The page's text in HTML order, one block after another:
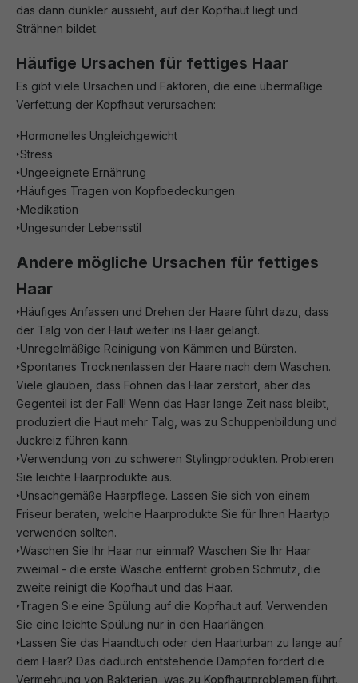
das dann dunkler aussieht, auf der Kopfhaut liegt und
Strähnen bildet.
Häufige Ursachen für fettiges Haar
Es gibt viele Ursachen und Faktoren, die eine übermäßige
Verfettung der Kopfhaut verursachen:
‣Hormonelles Ungleichgewicht
‣Stress
‣Ungeeignete Ernährung
‣Häufiges Tragen von Kopfbedeckungen
‣Medikation
‣Ungesunder Lebensstil
Andere mögliche Ursachen für fettiges
Haar
‣Häufiges Anfassen und Drehen der Haare führt dazu, dass
der Talg von der Haut weiter ins Haar gelangt.
‣Unregelmäßige Reinigung von Kämmen und Bürsten.
‣Spontanes Trocknenlassen der Haare nach dem Waschen.
Viele glauben, dass Föhnen das Haar zerstört, aber das
Gegenteil ist der Fall! Wenn das Haar lange Zeit nass bleibt,
produziert die Haut mehr Talg, was zu Schuppenbildung und
Juckreiz führen kann.
‣Verwendung von zu schweren Stylingprodukten. Probieren
Sie leichte Haarprodukte aus.
‣Unsachgemäße Haarpflege. Lassen Sie sich von einem
Friseur beraten, welche Haarprodukte Sie für Ihren Haartyp
verwenden sollten.
‣Waschen Sie Ihr Haar nur einmal? Waschen Sie Ihr Haar
zweimal - die erste Wäsche entfernt groben Schmutz, die
zweite reinigt die Kopfhaut und das Haar.
‣Tragen Sie eine Spülung auf die Kopfhaut auf. Verwenden
Sie eine leichte Spülung nur in den Haarlängen.
‣Lassen Sie das Haandtuch oder den Haarturban zu lange auf
dem Haar? Das dadurch entstehende Dampfen fördert die
Vermehrung von Bakterien, was zu Kopfhautproblemen führt.